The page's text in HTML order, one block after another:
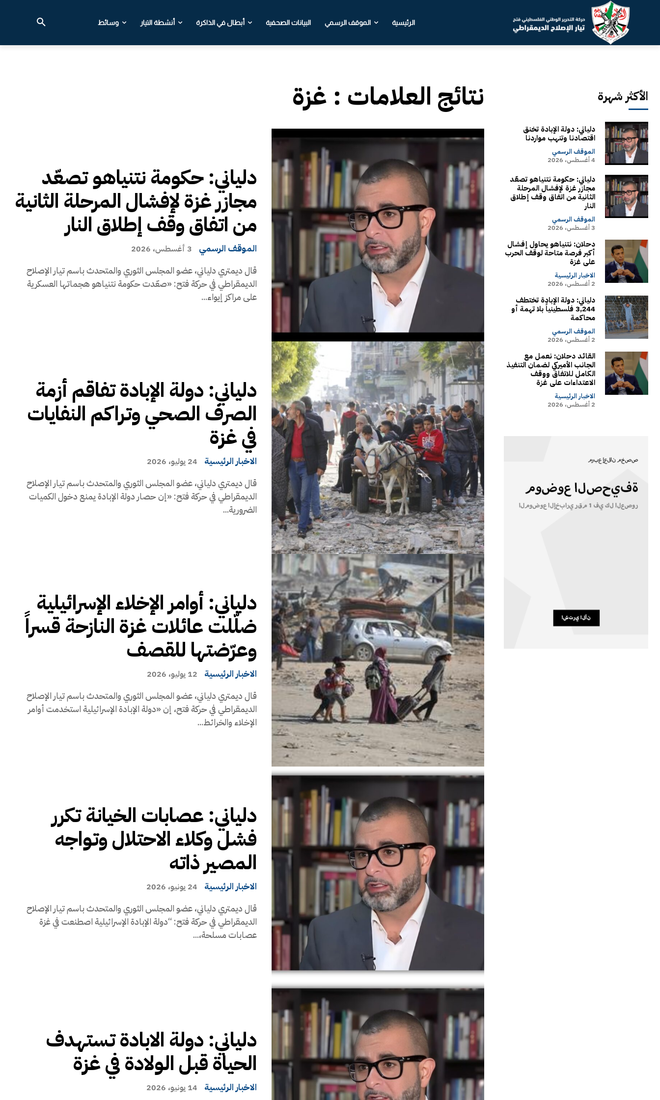
الرئيسية الموقف الرسمي البيانات الصحفية أبطال في الذاكرة أنشطة التيار وسائط
نتائج العلامات : غزة
دلياني: حكومة نتنياهو تصعّد
مجازر غزة لإفشال المرحلة الثانية
من اتفاق وقف إطلاق النار
الموقف الرسمي 3 أغسطس، 2026
قال ديمتري دلياني، عضو المجلس الثوري والمتحدث باسم تيار الإصلاح
الديمقراطي في حركة فتح: «صعّدت حكومة نتنياهو هجماتها العسكرية
على مراكز إيواء...
دلياني: دولة الإبادة تفاقم أزمة
الصرف الصحي وتراكم النفايات
في غزة
الاخبار الرئيسية 24 يوليو، 2026
قال ديمتري دلياني، عضو المجلس الثوري والمتحدث باسم تيار الإصلاح
الديمقراطي في حركة فتح: «إن حصار دولة الإبادة يمنع دخول الكميات
الضرورية...
دلياني: أوامر الإخلاء الإسرائيلية
ضلّلت عائلات غزة النازحة قسراً
وعرّضتها للقصف
الاخبار الرئيسية 12 يوليو، 2026
قال ديمتري دلياني، عضو المجلس الثوري والمتحدث باسم تيار الإصلاح
الديمقراطي في حركة فتح، إن «دولة الإبادة الإسرائيلية استخدمت أوامر
الإخلاء والخرائط...
دلياني: عصابات الخيانة تكرر
فشل وكلاء الاحتلال وتواجه
المصير ذاته
الاخبار الرئيسية 24 يونيو، 2026
قال ديمتري دلياني، عضو المجلس الثوري والمتحدث باسم تيار الإصلاح
الديمقراطي في حركة فتح: “دولة الإبادة الإسرائيلية اصطنعت في غزة
عصابات مسلحة،...
دلياني: دولة الابادة تستهدف
الحياة قبل الولادة في غزة
الاخبار الرئيسية 14 يونيو، 2026
الأكثر شهرة
دلياني: دولة الإبادة تخنق
اقتصادنا وتنهب مواردنا
الموقف الرسمي
4 أغسطس، 2026
دلياني: حكومة نتنياهو تصعّد
مجازر غزة لإفشال المرحلة
الثانية من اتفاق وقف إطلاق
النار
الموقف الرسمي
3 أغسطس، 2026
دحلان: نتنياهو يحاول إفشال
أكبر فرصة متاحة لوقف الحرب
على غزة
الاخبار الرئيسية
2 أغسطس، 2026
دلياني: دولة الإبادة تختطف
3,244 فلسطينياً بلا تهمة أو
محاكمة
الموقف الرسمي
2 أغسطس، 2026
القائد دحلان: نعمل مع
الجانب الأميركي لضمان التنفيذ
الكامل للاتفاق ووقف
الاعتداءات على غزة
الاخبار الرئيسية
2 أغسطس، 2026